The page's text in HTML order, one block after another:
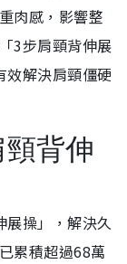
肉感，影響整
3步肩頸背伸展
效解決肩頸僵硬
背伸
展操」，解決久
累積超過68萬